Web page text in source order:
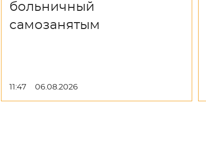
больничный
самозанятым
11:47 06.08.2026